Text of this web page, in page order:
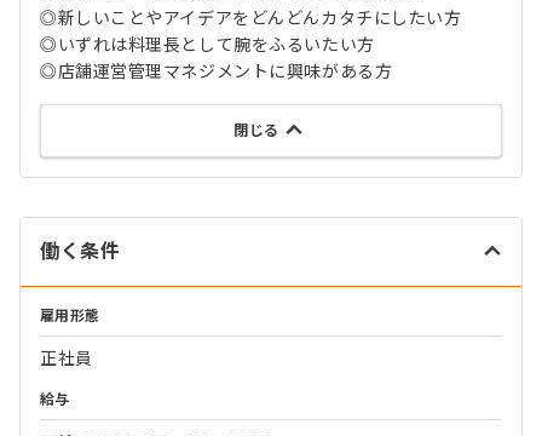
◎新しいことやアイデアをどんどんカタチにしたい方
◎いずれは料理長として腕をふるいたい方
◎店舗運営管理マネジメントに興味がある方
閉じる
働く条件
雇用形態
正社員
給与